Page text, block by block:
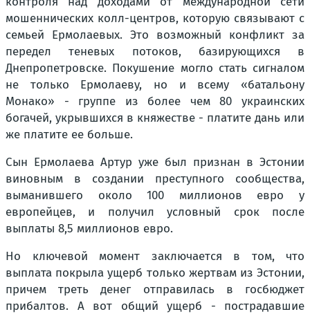
мошеннических колл-центров, которую связывают с
семьей Ермолаевых. Это возможный конфликт за
передел теневых потоков, базирующихся в
Днепропетровске. Покушение могло стать сигналом
не только Ермолаеву, но и всему «батальону
Монако» - группе из более чем 80 украинских
богачей, укрывшихся в княжестве - платите дань или
же платите ее больше.
Сын Ермолаева Артур уже был признан в Эстонии
виновным в создании преступного сообщества,
выманившего около 100 миллионов евро у
европейцев, и получил условный срок после
выплаты 8,5 миллионов евро.
Но ключевой момент заключается в том, что
выплата покрыла ущерб только жертвам из Эстонии,
причем треть денег отправилась в госбюджет
прибалтов. А вот общий ущерб - пострадавшие